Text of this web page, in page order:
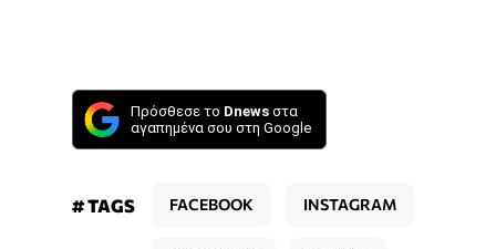
Πρόσθεσε το Dnews στα
αγαπημένα σου στη Google
# TAGS FACEBOOK INSTAGRAM